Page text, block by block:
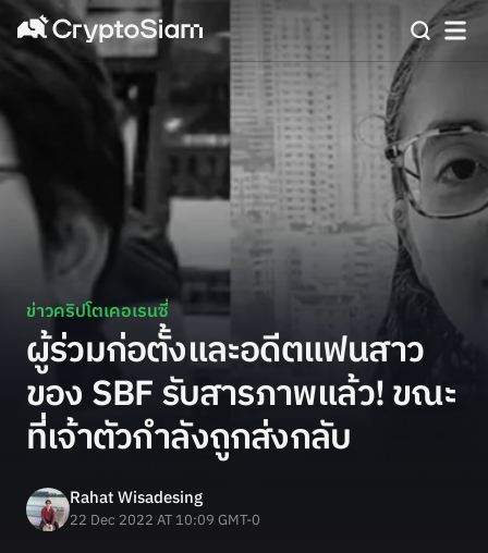
ข่าวคริปโตเคอเรนซี่
ผู้ร่วมก่อตั้งและอดีตแฟนสาว
ของ SBF รับสารภาพแล้ว! ขณะ
ที่เจ้าตัวกำลังถูกส่งกลับ
Rahat Wisadesing
22 Dec 2022 AT 10:09 GMT-0